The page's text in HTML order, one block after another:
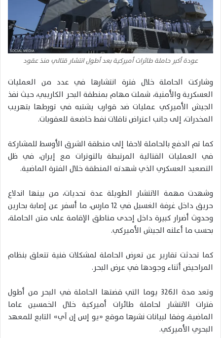
عودة أكبر حاملة طائرات أميركية بعد أطول انتشار قتالي منذ عقود
وشاركت الحاملة خلال فترة انتشارها في عدد من العمليات
العسكرية والأمنية، شملت مهام بمنطقة البحر الكاريبي، حيث نفذ
الجيش الأميركي عمليات ضد قوارب يشتبه في تورطها بتهريب
المخدرات، إلى جانب اعتراض ناقلات نفط خاضعة للعقوبات.
كما تم الدفع بالحاملة لاحقا إلى منطقة الشرق الأوسط للمشاركة
في العمليات القتالية المرتبطة بالتوترات مع إيران، في ظل
التصعيد العسكري الذي شهدته المنطقة خلال الفترة الماضية.
وشهدت مهمة الانتشار الطويلة عدة تحديات، من بينها اندلاع
حريق داخل غرفة الغسيل في 12 مارس، ما أسفر عن إصابة بحارين
وحدوث أضرار كبيرة داخل إحدى مناطق الإقامة على متن الحاملة،
بحسب ما أعلنه الجيش الأميركي.
كما تحدثت تقارير عن تعرض الحاملة لمشكلات فنية تتعلق بنظام
المراحيض أثناء وجودها في عرض البحر.
وتعد مدة الـ326 يوما التي قضتها الحاملة في البحر من أطول
فترات الانتشار لحاملة طائرات أميركية خلال الخمسين عاما
الماضية، وفقا لبيانات نشرها موقع «يو إس إن آي» التابع للمعهد
البحري الأميركي.